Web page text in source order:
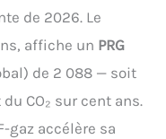
de 2026. Le
affiche un PRG
de 2 088 — soit
CO₂ sur cent ans.
gaz accélère sa